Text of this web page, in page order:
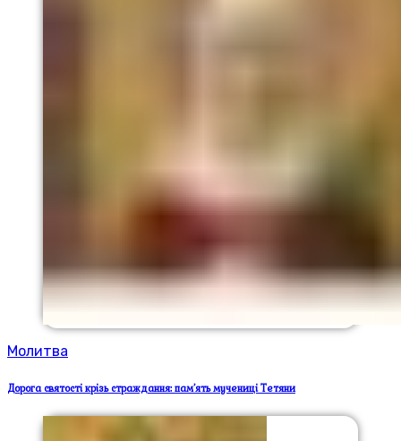
Молитва
Дорога святості крізь страждання: пам’ять мучениці Тетяни